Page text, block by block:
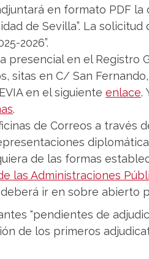
en formato PDF
de Sevilla”. La
2026”.
presencial en el Registro
sitas en C/ San
en el siguiente enlace.
.
de Correos a través
de las formas
las Administraciones
ir en sobre abierto
"pendientes de
de los primeros